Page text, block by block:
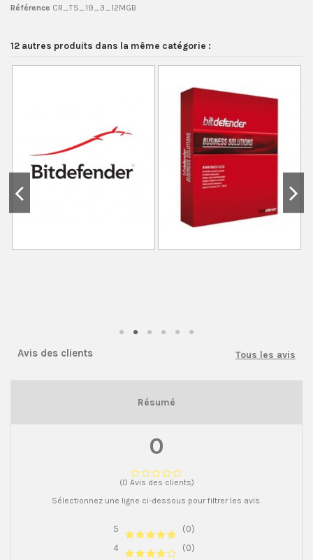
Référence CR_TS_19_3_12MGB
12 autres produits dans la même catégorie :
Avis des clients Tous les avis
Résumé
0
(0 Avis des clients)
Sélectionnez une ligne ci-dessous pour filtrer les avis.
5
(0)
4
(0)